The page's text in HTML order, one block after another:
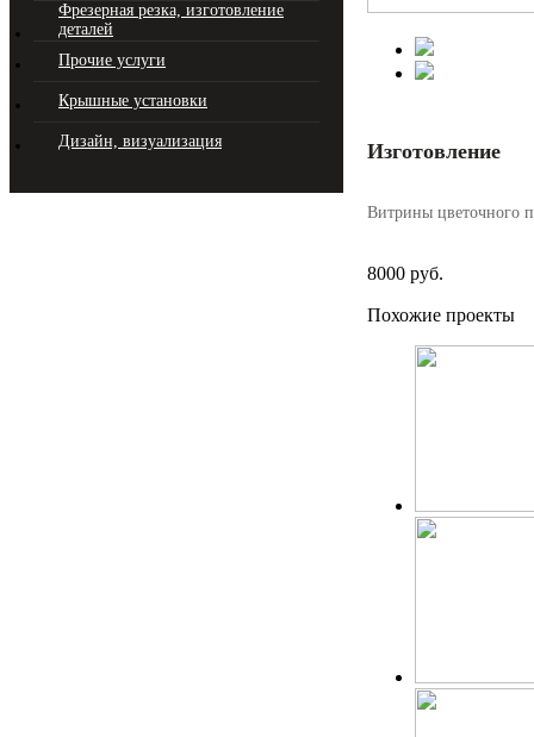
Фрезерная резка, изготовление
деталей
Прочие услуги
Крышные установки
Дизайн, визуализация Изготовление
Витрины цветочного
8000 руб.
Похожие проекты